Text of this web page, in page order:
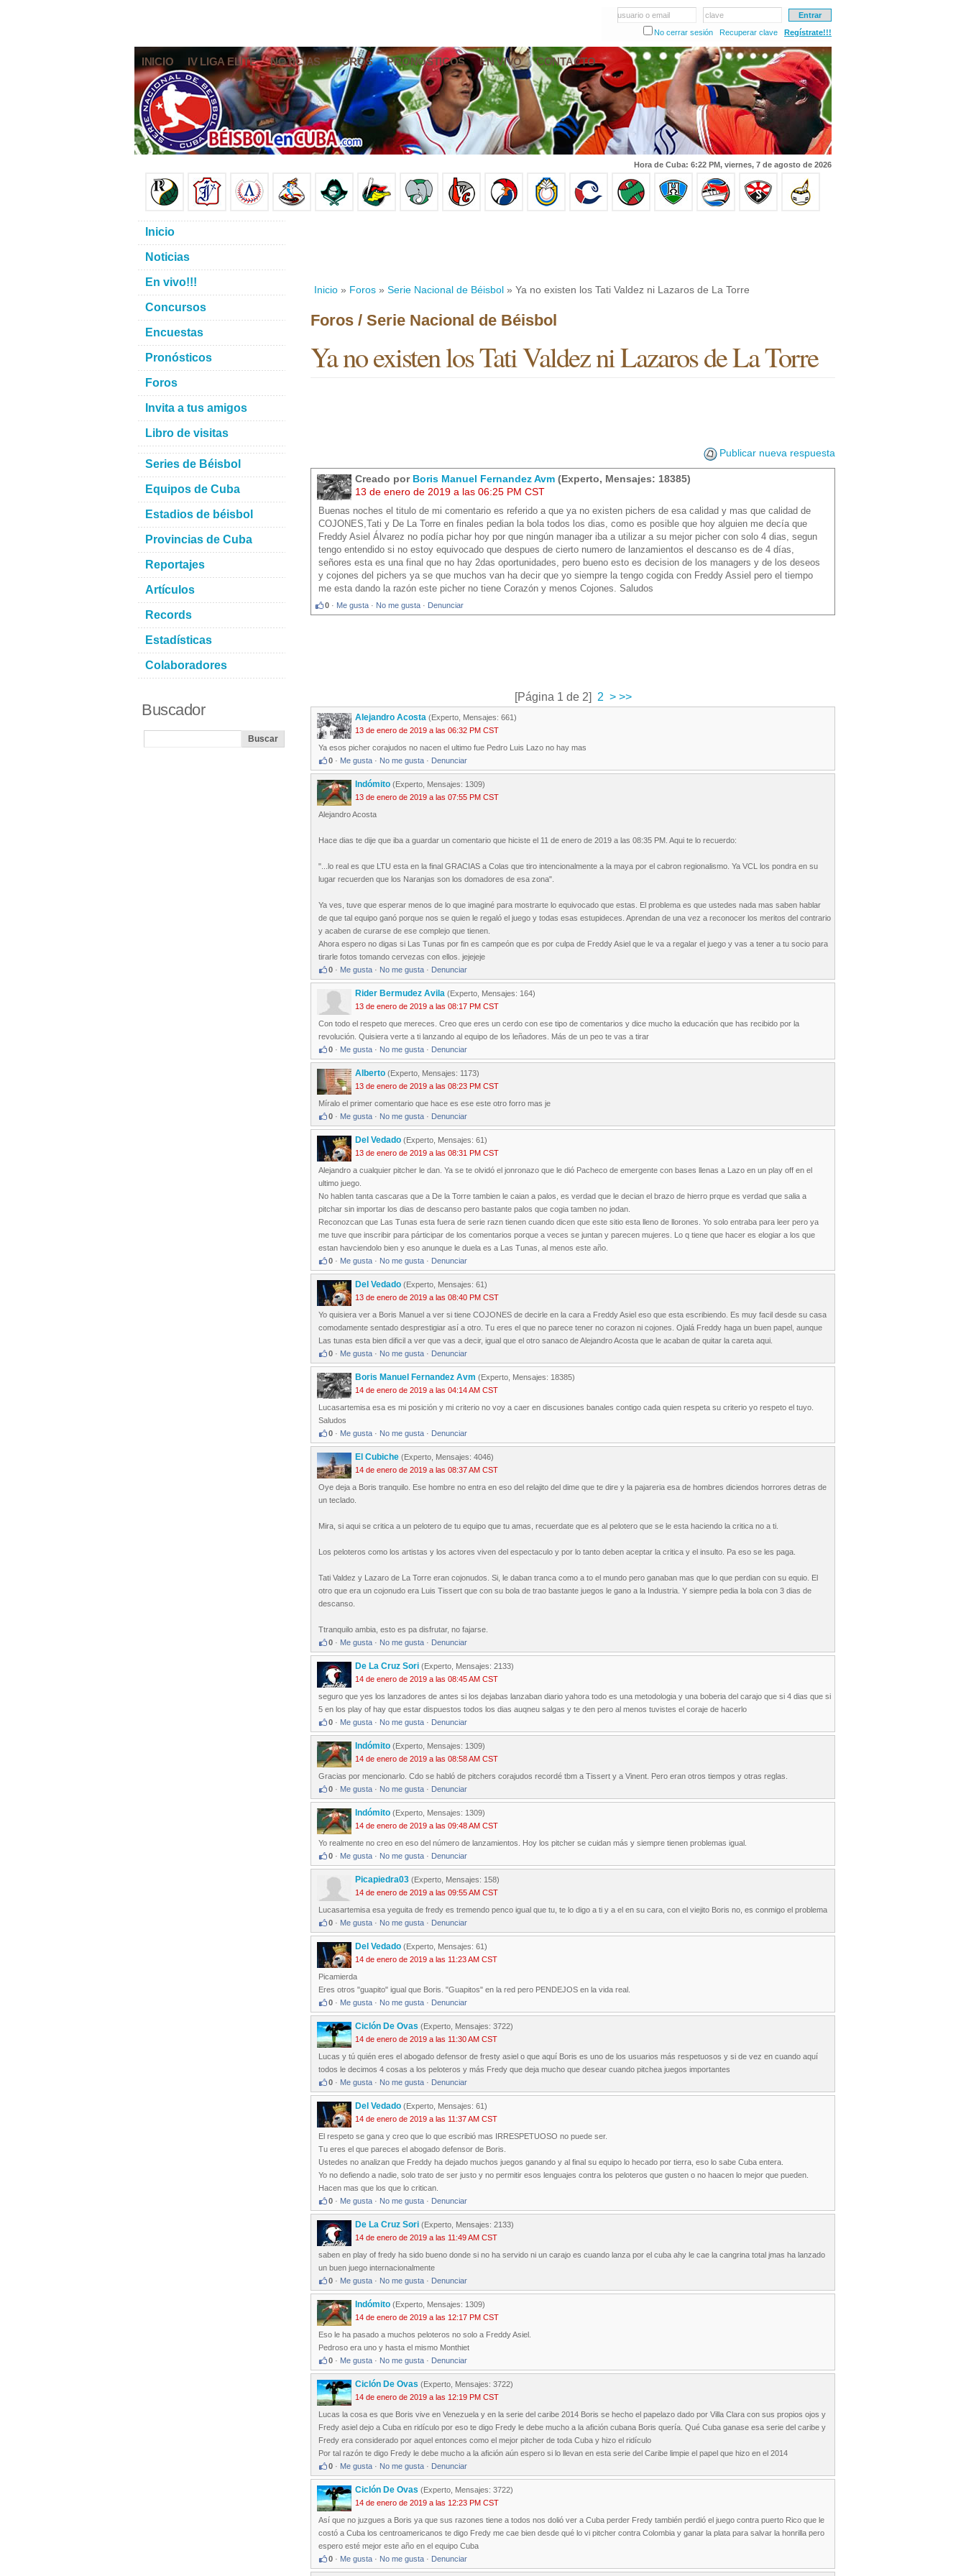
usuario o email
clave
No cerrar sesión
Recuperar clave Regístrate!!!
INICIO IV LIGA ELITE NOTICIAS FOROS PRONÓSTICOS EN VIVO CONTACTO
Hora de Cuba: 6:22 PM, viernes, 7 de agosto de 2026
Inicio » Foros » Serie Nacional de Béisbol » Ya no existen los Tati Valdez ni Lazaros de La Torre
Foros / Serie Nacional de Béisbol
Ya no existen los Tati Valdez ni Lazaros de La Torre
Publicar nueva respuesta
Creado por Boris Manuel Fernandez Avm (Experto, Mensajes: 18385)
13 de enero de 2019 a las 06:25 PM CST
Buenas noches el titulo de mi comentario es referido a que ya no existen pichers de esa calidad y mas que calidad de
COJONES,Tati y De La Torre en finales pedian la bola todos los dias, como es posible que hoy alguien me decía que
Freddy Asiel Álvarez no podía pichar hoy por que ningún manager iba a utilizar a su mejor picher con solo 4 dias, segun
tengo entendido si no estoy equivocado que despues de cierto numero de lanzamientos el descanso es de 4 días,
señores esta es una final que no hay 2das oportunidades, pero bueno esto es decision de los managers y de los deseos
y cojones del pichers ya se que muchos van ha decir que yo siempre la tengo cogida con Freddy Assiel pero el tiempo
me esta dando la razón este picher no tiene Corazón y menos Cojones. Saludos
0 · Me gusta · No me gusta · Denunciar
[Página 1 de 2] 2 >>>
Alejandro Acosta (Experto, Mensajes: 661)
13 de enero de 2019 a las 06:32 PM CST
Ya esos picher corajudos no nacen el ultimo fue Pedro Luis Lazo no hay mas
0 · Me gusta · No me gusta · Denunciar
Indómito (Experto, Mensajes: 1309)
13 de enero de 2019 a las 07:55 PM CST
Alejandro Acosta
Hace dias te dije que iba a guardar un comentario que hiciste el 11 de enero de 2019 a las 08:35 PM. Aqui te lo recuerdo:
"...lo real es que LTU esta en la final GRACIAS a Colas que tiro intencionalmente a la maya por el cabron regionalismo. Ya VCL los pondra en su
lugar recuerden que los Naranjas son los domadores de esa zona".
Ya ves, tuve que esperar menos de lo que imaginé para mostrarte lo equivocado que estas. El problema es que ustedes nada mas saben hablar
de que tal equipo ganó porque nos se quien le regaló el juego y todas esas estupideces. Aprendan de una vez a reconocer los meritos del contrario
y acaben de curarse de ese complejo que tienen.
Ahora espero no digas si Las Tunas por fin es campeón que es por culpa de Freddy Asiel que le va a regalar el juego y vas a tener a tu socio para
tirarle fotos tomando cervezas con ellos. jejejeje
0 · Me gusta · No me gusta · Denunciar
Rider Bermudez Avila (Experto, Mensajes: 164)
13 de enero de 2019 a las 08:17 PM CST
Con todo el respeto que mereces. Creo que eres un cerdo con ese tipo de comentarios y dice mucho la educación que has recibido por la
revolución. Quisiera verte a ti lanzando al equipo de los leñadores. Más de un peo te vas a tirar
0 · Me gusta · No me gusta · Denunciar
Alberto (Experto, Mensajes: 1173)
13 de enero de 2019 a las 08:23 PM CST
Míralo el primer comentario que hace es ese este otro forro mas je
0 · Me gusta · No me gusta · Denunciar
Del Vedado (Experto, Mensajes: 61)
13 de enero de 2019 a las 08:31 PM CST
Alejandro a cualquier pitcher le dan. Ya se te olvidó el jonronazo que le dió Pacheco de emergente con bases llenas a Lazo en un play off en el
ultimo juego.
No hablen tanta cascaras que a De la Torre tambien le caian a palos, es verdad que le decian el brazo de hierro prque es verdad que salia a
pitchar sin importar los dias de descanso pero bastante palos que cogia tamben no jodan.
Reconozcan que Las Tunas esta fuera de serie razn tienen cuando dicen que este sitio esta lleno de llorones. Yo solo entraba para leer pero ya
me tuve que inscribir para párticipar de los comentarios porque a veces se juntan y parecen mujeres. Lo q tiene que hacer es elogiar a los que
estan havciendolo bien y eso anunque le duela es a Las Tunas, al menos este año.
0 · Me gusta · No me gusta · Denunciar
Del Vedado (Experto, Mensajes: 61)
13 de enero de 2019 a las 08:40 PM CST
Yo quisiera ver a Boris Manuel a ver si tiene COJONES de decirle en la cara a Freddy Asiel eso que esta escribiendo. Es muy facil desde su casa
comodamente sentado desprestigiar así a otro. Tu eres el que no parece tener no corazon ni cojones. Ojalá Freddy haga un buen papel, aunque
Las tunas esta bien dificil a ver que vas a decir, igual que el otro sanaco de Alejandro Acosta que le acaban de quitar la careta aqui.
0 · Me gusta · No me gusta · Denunciar
Boris Manuel Fernandez Avm (Experto, Mensajes: 18385)
14 de enero de 2019 a las 04:14 AM CST
Lucasartemisa esa es mi posición y mi criterio no voy a caer en discusiones banales contigo cada quien respeta su criterio yo respeto el tuyo.
Saludos
0 · Me gusta · No me gusta · Denunciar
El Cubiche (Experto, Mensajes: 4046)
14 de enero de 2019 a las 08:37 AM CST
Oye deja a Boris tranquilo. Ese hombre no entra en eso del relajito del dime que te dire y la pajareria esa de hombres diciendos horrores detras de
un teclado.
Mira, si aqui se critica a un pelotero de tu equipo que tu amas, recuerdate que es al pelotero que se le esta haciendo la critica no a ti.
Los peloteros como los artistas y los actores viven del espectaculo y por lo tanto deben aceptar la critica y el insulto. Pa eso se les paga.
Tati Valdez y Lazaro de La Torre eran cojonudos. Si, le daban tranca como a to el mundo pero ganaban mas que lo que perdian con su equio. El
otro que era un cojonudo era Luis Tissert que con su bola de trao bastante juegos le gano a la Industria. Y siempre pedia la bola con 3 dias de
descanso.
Ttranquilo ambia, esto es pa disfrutar, no fajarse.
0 · Me gusta · No me gusta · Denunciar
De La Cruz Sori (Experto, Mensajes: 2133)
14 de enero de 2019 a las 08:45 AM CST
seguro que yes los lanzadores de antes si los dejabas lanzaban diario yahora todo es una metodologia y una boberia del carajo que si 4 dias que si
5 en los play of hay que estar dispuestos todos los dias auqneu salgas y te den pero al menos tuvistes el coraje de hacerlo
0 · Me gusta · No me gusta · Denunciar
Indómito (Experto, Mensajes: 1309)
14 de enero de 2019 a las 08:58 AM CST
Gracias por mencionarlo. Cdo se habló de pitchers corajudos recordé tbm a Tissert y a Vinent. Pero eran otros tiempos y otras reglas.
0 · Me gusta · No me gusta · Denunciar
Indómito (Experto, Mensajes: 1309)
14 de enero de 2019 a las 09:48 AM CST
Yo realmente no creo en eso del número de lanzamientos. Hoy los pitcher se cuidan más y siempre tienen problemas igual.
0 · Me gusta · No me gusta · Denunciar
Picapiedra03 (Experto, Mensajes: 158)
14 de enero de 2019 a las 09:55 AM CST
Lucasartemisa esa yeguita de fredy es tremendo penco igual que tu, te lo digo a ti y a el en su cara, con el viejito Boris no, es conmigo el problema
0 · Me gusta · No me gusta · Denunciar
Del Vedado (Experto, Mensajes: 61)
14 de enero de 2019 a las 11:23 AM CST
Picamierda
Eres otros "guapito" igual que Boris. "Guapitos" en la red pero PENDEJOS en la vida real.
0 · Me gusta · No me gusta · Denunciar
Ciclón De Ovas (Experto, Mensajes: 3722)
14 de enero de 2019 a las 11:30 AM CST
Lucas y tú quién eres el abogado defensor de fresty asiel o que aquí Boris es uno de los usuarios más respetuosos y si de vez en cuando aquí
todos le decimos 4 cosas a los peloteros y más Fredy que deja mucho que desear cuando pitchea juegos importantes
0 · Me gusta · No me gusta · Denunciar
Del Vedado (Experto, Mensajes: 61)
14 de enero de 2019 a las 11:37 AM CST
El respeto se gana y creo que lo que escribió mas IRRESPETUOSO no puede ser.
Tu eres el que pareces el abogado defensor de Boris.
Ustedes no analizan que Freddy ha dejado muchos juegos ganando y al final su equipo lo hecado por tierra, eso lo sabe Cuba entera.
Yo no defiendo a nadie, solo trato de ser justo y no permitir esos lenguajes contra los peloteros que gusten o no haacen lo mejor que pueden.
Hacen mas que los que lo critican.
0 · Me gusta · No me gusta · Denunciar
De La Cruz Sori (Experto, Mensajes: 2133)
14 de enero de 2019 a las 11:49 AM CST
saben en play of fredy ha sido bueno donde si no ha servido ni un carajo es cuando lanza por el cuba ahy le cae la cangrina total jmas ha lanzado
un buen juego internacionalmente
0 · Me gusta · No me gusta · Denunciar
Indómito (Experto, Mensajes: 1309)
14 de enero de 2019 a las 12:17 PM CST
Eso le ha pasado a muchos peloteros no solo a Freddy Asiel.
Pedroso era uno y hasta el mismo Monthiet
0 · Me gusta · No me gusta · Denunciar
Ciclón De Ovas (Experto, Mensajes: 3722)
14 de enero de 2019 a las 12:19 PM CST
Lucas la cosa es que Boris vive en Venezuela y en la serie del caribe 2014 Boris se hecho el papelazo dado por Villa Clara con sus propios ojos y
Fredy asiel dejo a Cuba en ridículo por eso te digo Fredy le debe mucho a la afición cubana Boris quería. Qué Cuba ganase esa serie del caribe y
Fredy era considerado por aquel entonces como el mejor pitcher de toda Cuba y hizo el ridículo
Por tal razón te digo Fredy le debe mucho a la afición aún espero si lo llevan en esta serie del Caribe limpie el papel que hizo en el 2014
0 · Me gusta · No me gusta · Denunciar
Ciclón De Ovas (Experto, Mensajes: 3722)
14 de enero de 2019 a las 12:23 PM CST
Así que no juzgues a Boris ya que sus razones tiene a todos nos dolió ver a Cuba perder Fredy también perdió el juego contra puerto Rico que le
costó a Cuba los centroamericanos te digo Fredy me cae bien desde qué lo vi pitcher contra Colombia y ganar la plata para salvar la honrilla pero
espero esté mejor este año en el equipo Cuba
0 · Me gusta · No me gusta · Denunciar
Inicio
Noticias
En vivo!!!
Concursos
Encuestas
Pronósticos
Foros
Invita a tus amigos
Libro de visitas
Series de Béisbol
Equipos de Cuba
Estadios de béisbol
Provincias de Cuba
Reportajes
Artículos
Records
Estadísticas
Colaboradores
Buscador